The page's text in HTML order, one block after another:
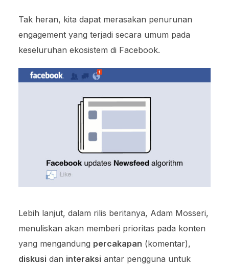
Tak heran, kita dapat merasakan penurunan
engagement yang terjadi secara umum pada
keseluruhan ekosistem di Facebook.
Lebih lanjut, dalam rilis beritanya, Adam Mosseri,
menuliskan akan memberi prioritas pada konten
yang mengandung percakapan (komentar),
diskusi dan interaksi antar pengguna untuk